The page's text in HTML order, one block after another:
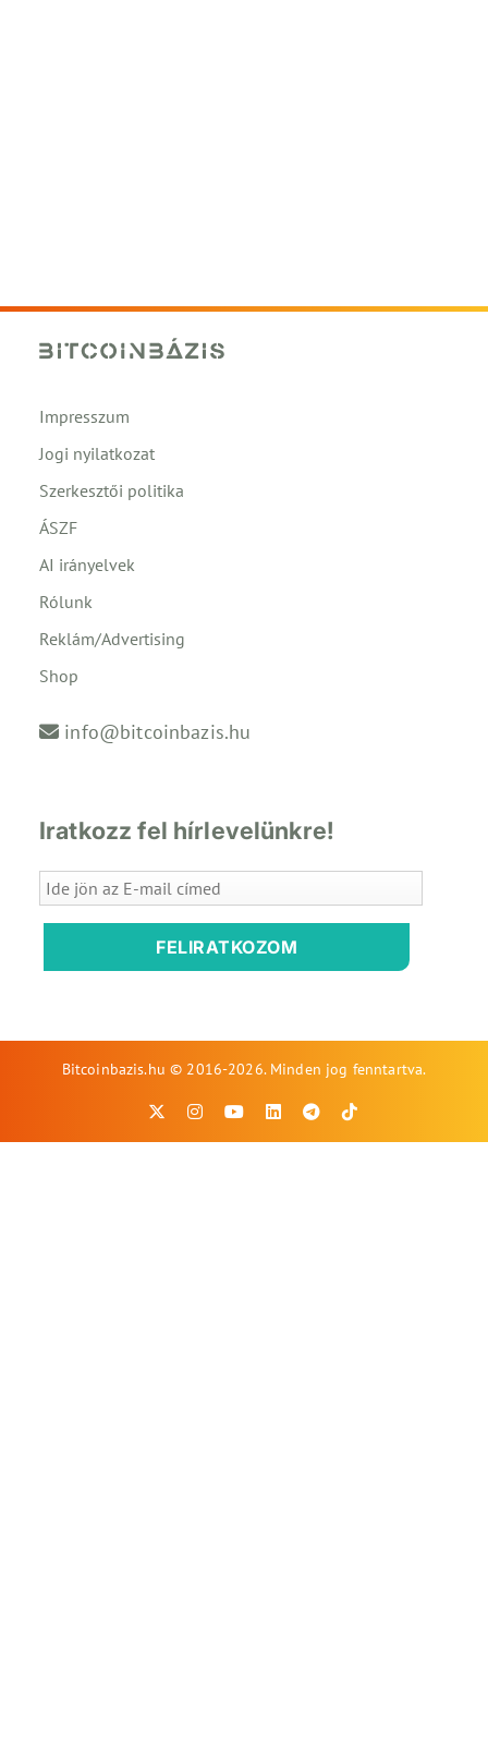
Impresszum
Jogi nyilatkozat
Szerkesztői politika
ÁSZF
AI irányelvek
Rólunk
Reklám/Advertising
Shop
info@bitcoinbazis.hu
Iratkozz fel hírlevelünkre!
FELIRATKOZOM
Bitcoinbazis.hu © 2016-2026. Minden jog fenntartva.